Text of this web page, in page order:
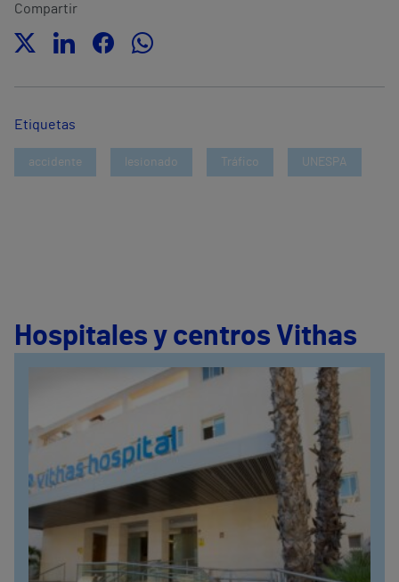
Compartir
Etiquetas
accidente lesionado Tráfico UNESPA
Hospitales y centros Vithas